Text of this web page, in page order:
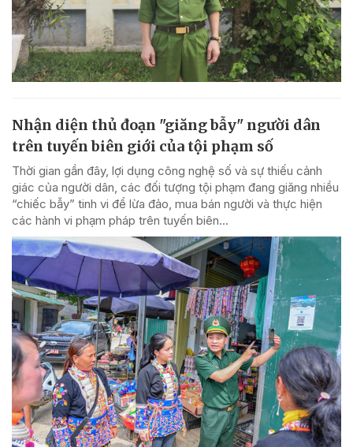
Nhận diện thủ đoạn "giăng bẫy" người dân
trên tuyến biên giới của tội phạm số
Thời gian gần đây, lợi dụng công nghệ số và sự thiếu cảnh
giác của người dân, các đối tượng tội phạm đang giăng nhiều
“chiếc bẫy” tinh vi để lừa đảo, mua bán người và thực hiện
các hành vi phạm pháp trên tuyến biên...